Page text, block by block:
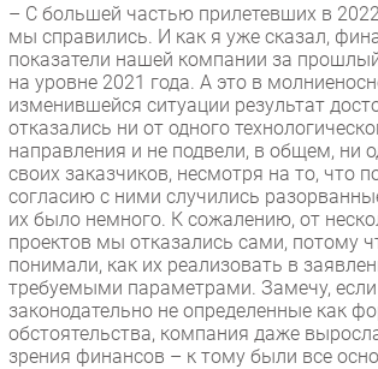
– С большей частью прилетевших в
мы справились. И как я уже сказал,
показатели нашей компании за
на уровне 2021 года. А это в
изменившейся ситуации результат
отказались ни от одного
направления и не подвели, в общем, ни
своих заказчиков, несмотря на то, что
согласию с ними случились
их было немного. К сожалению, от
проектов мы отказались сами, потому
понимали, как их реализовать в
требуемыми параметрами. Замечу, если
законодательно не определенные как
обстоятельства, компания даже
зрения финансов – к тому были все